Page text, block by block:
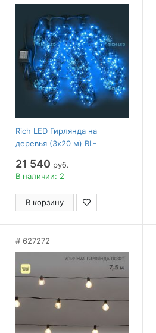
Rich LED Гирлянда на
деревья (3х20 м) RL-
21 540 руб.
В наличии: 2
В корзину
627272